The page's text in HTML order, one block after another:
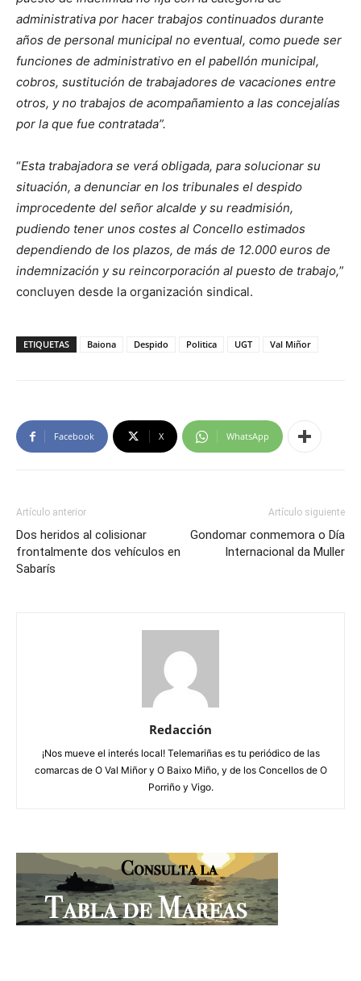
administrativa por hacer trabajos continuados durante
años de personal municipal no eventual, como puede ser
funciones de administrativo en el pabellón municipal,
cobros, sustitución de trabajadores de vacaciones entre
otros, y no trabajos de acompañamiento a las concejalías
por la que fue contratada”.
“Esta trabajadora se verá obligada, para solucionar su
situación, a denunciar en los tribunales el despido
improcedente del señor alcalde y su readmisión,
pudiendo tener unos costes al Concello estimados
dependiendo de los plazos, de más de 12.000 euros de
indemnización y su reincorporación al puesto de trabajo,”
concluyen desde la organización sindical.
ETIQUETAS Baiona Despido Politica UGT Val Miñor
Facebook X WhatsApp
Artículo anterior
Dos heridos al colisionar
frontalmente dos vehículos en
Sabarís
Artículo siguiente
Gondomar conmemora o Día
Internacional da Muller
Redacción
¡Nos mueve el interés local! Telemariñas es tu periódico de las
comarcas de O Val Miñor y O Baixo Miño, y de los Concellos de O
Porriño y Vigo.